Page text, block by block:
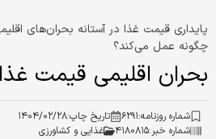
پایداری قیمت غذا در آستانه‏‌ بحران‏‌های
چگونه عمل می‏‌کند؟
بحران اقلیمی قیمت غذا
شماره روزنامه:۶۲۹۱ تاریخ چاپ:۱۴۰۴/۰۲/۲۸
شماره خبر:۴۱۸۰۸۱۵ غذایی و کشاورزی